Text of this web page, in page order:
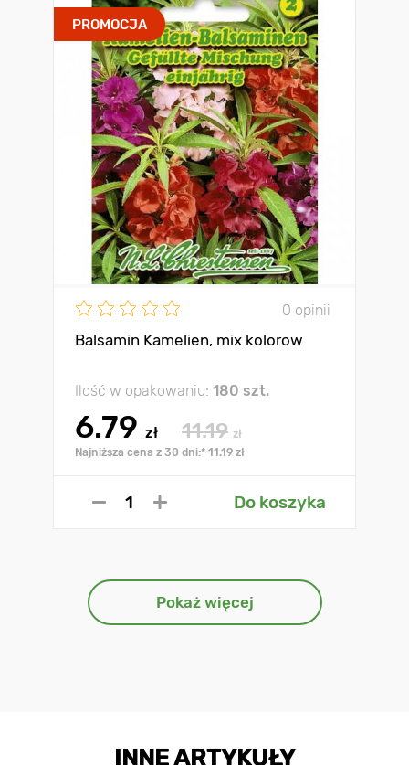
PROMOCJA
0 opinii
Balsamin Kamelien, mix kolorow
Ilość w opakowaniu: 180 szt.
6.79 zł 11.19 zł
Najniższa cena z 30 dni:* 11.19 zł
Do koszyka
Pokaż więcej
INNE ARTYKUŁY